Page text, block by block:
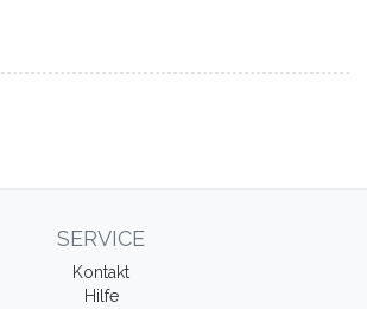
SERVICE
Kontakt
Hilfe